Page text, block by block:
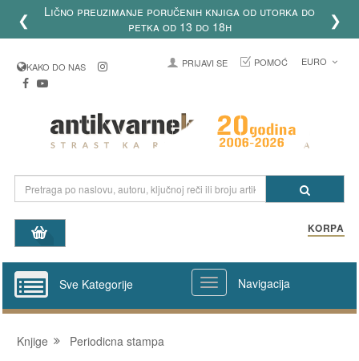
❮
Lično preuzimanje poručenih knjiga od utorka do
petka od 13 do 18h
❯
KAKO DO NAS PRIJAVI SE POMOĆ EURO
KORPA
Sve Kategorije Navigacija
Knjige Periodicna stampa